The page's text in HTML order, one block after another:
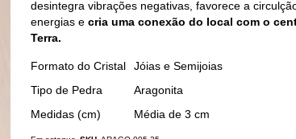
desintegra vibrações negativas, favorece a
energias e cria uma conexão do local com o
Terra.
Mais
Formato do Cristal
Jóias e Semijoias
Tipo de Pedra
Aragonita
Medidas (cm)
Média de 3 cm